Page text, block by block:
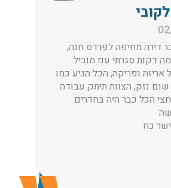
דירה מחיפה לפרדס חנה,
דקות סגרתי עם מוביל
אריזה ופריקה, הכל הגיע כמו
נזק, הצוות תיתק עבודה
הכל כבר היה בחדרים
כח
עודכן לאחרונה: 30/03/2026, 12:23
שמואל:
בגבעת שמואל לכל סוגי ההובלות
שלמה עם מנוף ועד פריט בודד.